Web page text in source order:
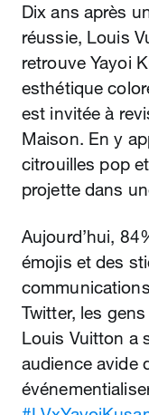
Dix ans après
réussie, Louis
retrouve Yayoi
esthétique
est invitée à
Maison. En y
citrouilles pop
projette dans
Aujourd’hui,
émojis et des
communications
Twitter, les
Louis Vuitton a
audience avide